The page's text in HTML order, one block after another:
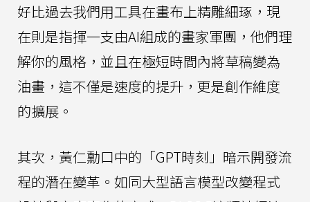
好比過去我們用工具在畫布上精雕細琢，現
在則是指揮一支由AI組成的畫家軍團，他們理
解你的風格，並且在極短時間內將草稿變為
油畫，這不僅是速度的提升，更是創作維度
的擴展。
其次，黃仁勳口中的「GPT時刻」暗示開發流
程的潛在變革。如同大型語言模型改變程式